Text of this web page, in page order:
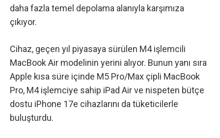
daha fazla temel depolama alanıyla karşımıza
çıkıyor.
Cihaz, geçen yıl piyasaya sürülen M4 işlemcili
MacBook Air modelinin yerini alıyor. Bunun yanı sıra
Apple kısa süre içinde M5 Pro/Max çipli MacBook
Pro, M4 işlemciye sahip iPad Airve nispeten bütçe
dostu iPhone 17e cihazlarını da tüketicilerle
buluşturdu.